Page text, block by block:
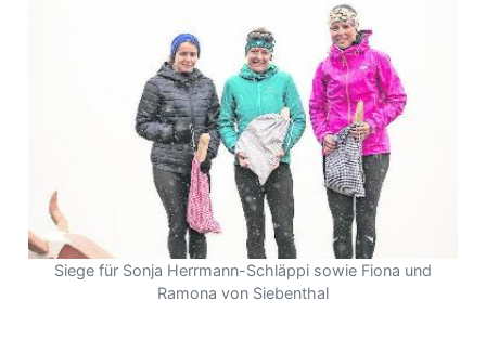
Siege für Sonja Herrmann-Schläppi sowie Fiona und
Ramona von Siebenthal